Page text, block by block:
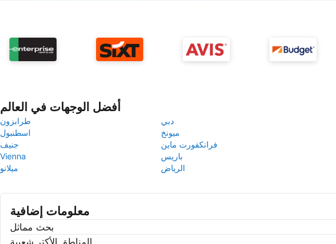
أفضل الوجهات في العالم
طرابزون
دبي
اسطنبول
ميونخ
جنيف
فرانكفورت ماين
Vienna
باريس
ميلانو
الرياض
معلومات إضافية
بحث مماثل
المناطق الأكتر شعبية